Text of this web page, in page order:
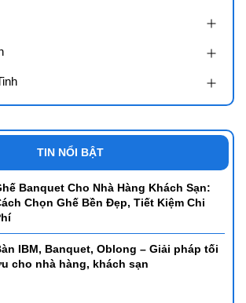
TIN NỔI BẬT
Banquet Cho Nhà Hàng Khách Sạn:
Chọn Ghế Bền Đẹp, Tiết Kiệm Chi
IBM, Banquet, Oblong – Giải pháp tối
cho nhà hàng, khách sạn